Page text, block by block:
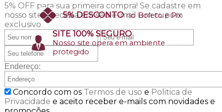
5% DESCONTO no Boleto e Pix
SITE 100% SEGURO
Nosso site opera em ambiente
protegido
5% OFF para sua primeira compra! Se cadastre em
nosso site e receba em seu e-mail um cupom
exclusivo.
Endereço:
Concordo com os Termos de uso e Politica de
Privacidade e aceito receber e-mails com novidades e